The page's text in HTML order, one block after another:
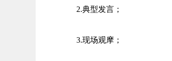
2.典型发言；
3.现场观摩；